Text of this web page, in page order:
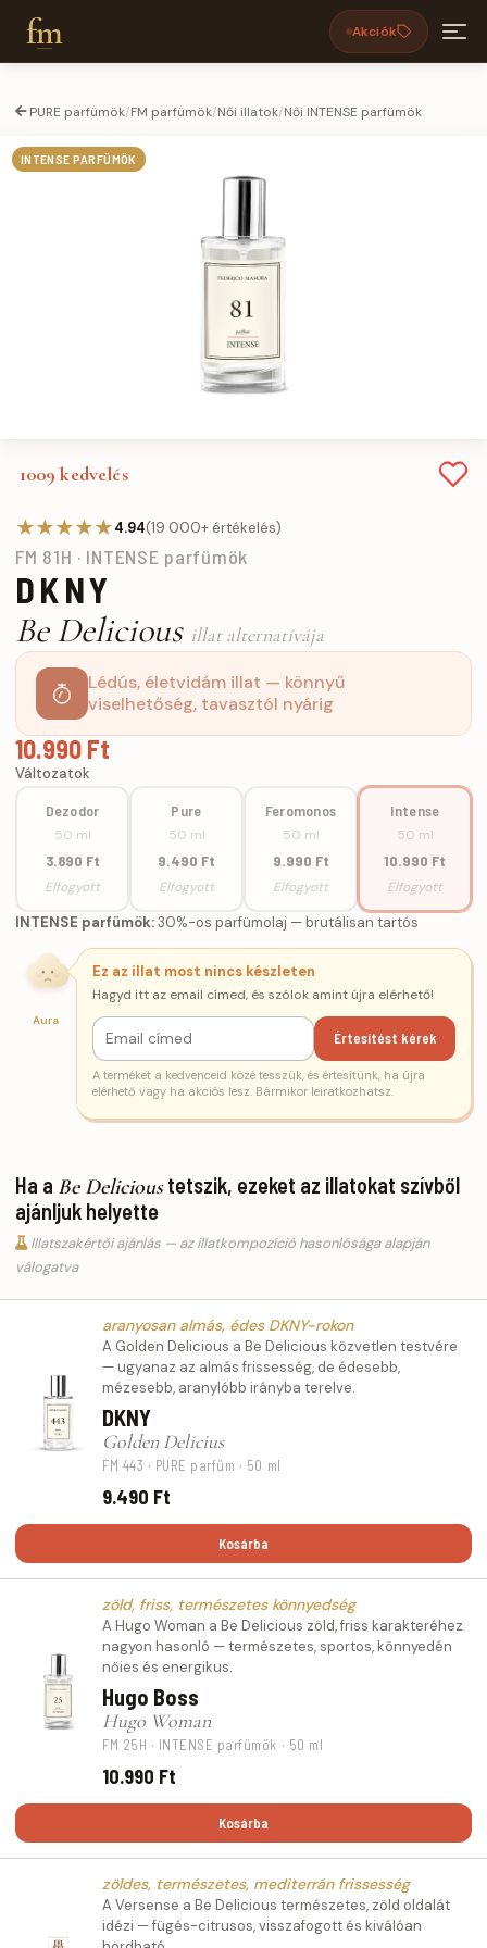
fm Akciók
PURE parfümök/FM parfümök/Női illatok/Női INTENSE parfümök
INTENSE PARFÜMÖK
1009 kedvelés
★★★★★4.94(19 000+ értékelés)
FM 81H · INTENSE parfümök
DKNY
Be Delicious illat alternatívája
Lédús, életvidám illat — könnyű
viselhetőség, tavasztól nyárig
10.990 Ft
Változatok
Dezodor
50 ml
3.890 Ft
Elfogyott
Pure
50 ml
9.490 Ft
Elfogyott
Feromonos
50 ml
9.990 Ft
Elfogyott
Intense
50 ml
10.990 Ft
Elfogyott
INTENSE parfümök:30%-os parfümolaj — brutálisan tartós
Aura
Ez az illat most nincs készleten
Hagyd itt az email címed, és szólok amint újra elérhető!
Értesítést kérek
A terméket a kedvenceid közé tesszük, és értesítünk, ha újra
elérhető vagy ha akciós lesz. Bármikor leiratkozhatsz.
Ha a Be Delicioustetszik, ezeket az illatokat szívből
ajánljuk helyette
Illatszakértői ajánlás — az illatkompozíció hasonlósága alapján
válogatva
aranyosan almás, édes DKNY-rokon
A Golden Delicious a Be Delicious közvetlen testvére
— ugyanaz az almás frissesség, de édesebb,
mézesebb, aranylóbb irányba terelve.
DKNY
Golden Delicius
FM 443 · PURE parfüm · 50 ml
9.490 Ft
Kosárba
zöld, friss, természetes könnyedség
A Hugo Woman a Be Delicious zöld, friss karakteréhez
nagyon hasonló — természetes, sportos, könnyedén
nőies és energikus.
Hugo Boss
Hugo Woman
FM 25H · INTENSE parfümök · 50 ml
10.990 Ft
Kosárba
zöldes, természetes, mediterrán frissesség
A Versense a Be Delicious természetes, zöld oldalát
idézi — fügés-citrusos, visszafogott és kiválóan